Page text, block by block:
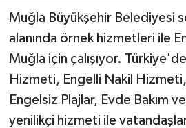
Muğla Büyükşehir Belediyesi
alanında örnek hizmetleri ile
Muğla için çalışıyor.
Hizmeti, Engelli Nakil
Engelsiz Plajlar, Evde Bakım
yenilikçi hizmeti ile